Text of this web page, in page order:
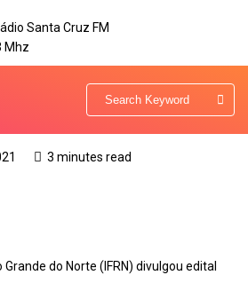
3 minutes read
do Norte (IFRN) divulgou edital